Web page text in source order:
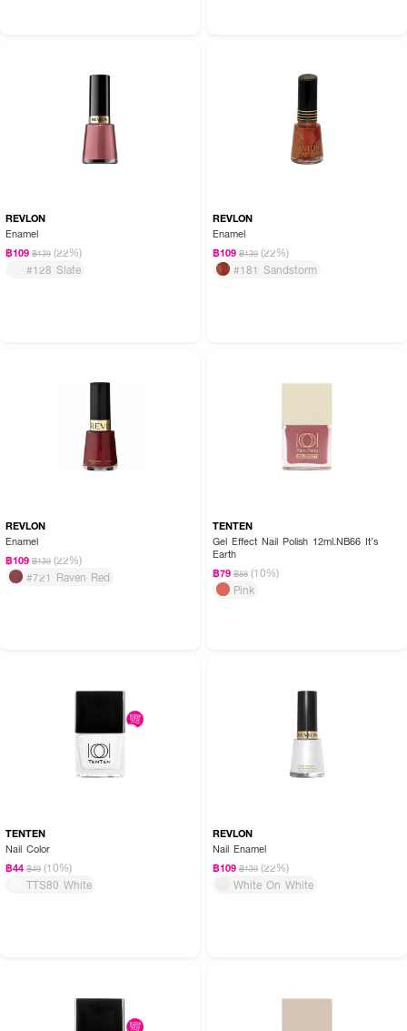
REVLON
Enamel
฿109 ฿139 (22%)
#128 Slate
REVLON
Enamel
฿109 ฿139 (22%)
#181 Sandstorm
REVLON
Enamel
฿109 ฿139 (22%)
#721 Raven Red
TENTEN
Gel Effect Nail Polish 12ml.NB66 It’s
Earth
฿79 ฿88 (10%)
Pink
TENTEN
Nail Color
฿44 ฿49 (10%)
TTS80 White
REVLON
Nail Enamel
฿109 ฿139 (22%)
White On White